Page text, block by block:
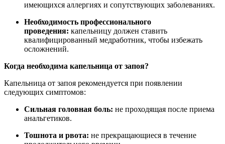
имеющихся аллергиях и сопутствующих заболеваниях.
Необходимость профессионального
проведения: капельницу должен ставить
квалифицированный медработник, чтобы избежать
осложнений.
Когда необходима капельница от запоя?
Капельница от запоя рекомендуется при появлении
следующих симптомов:
Сильная головная боль: не проходящая после приема
анальгетиков.
Тошнота и рвота: не прекращающиеся в течение